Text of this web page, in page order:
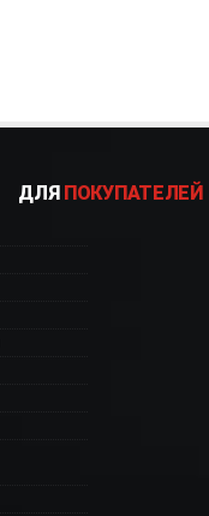
ДЛЯ ПОКУПАТЕЛЕЙ